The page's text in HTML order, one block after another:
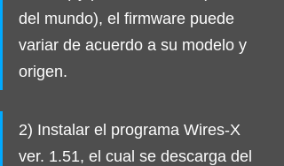
del mundo), el firmware puede
variar de acuerdo a su modelo y
origen.
2) Instalar el programa Wires-X
ver. 1.51, el cual se descarga del